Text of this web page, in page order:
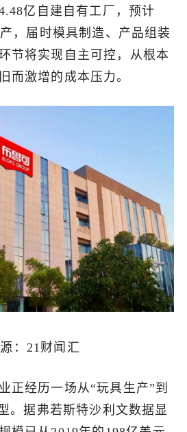
亿自建自有工厂，预计
，届时模具制造、产品组装
节将实现自主可控，从根本
而激增的成本压力。
：21财闻汇
正经历一场从“玩具生产”到
。据弗若斯特沙利文数据显